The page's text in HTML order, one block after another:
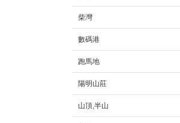
柴灣
數碼港
跑馬地
陽明山莊
山頂,半山